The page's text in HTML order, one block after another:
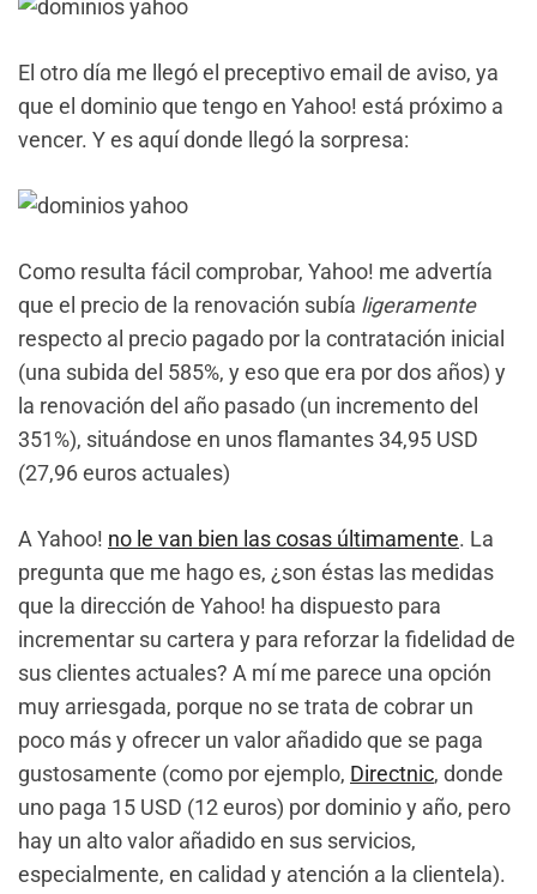
El otro día me llegó el preceptivo email de aviso, ya
que el dominio que tengo en Yahoo! está próximo a
vencer. Y es aquí donde llegó la sorpresa:
Como resulta fácil comprobar, Yahoo! me advertía
que el precio de la renovación subía ligeramente
respecto al precio pagado por la contratación inicial
(una subida del 585%, y eso que era por dos años) y
la renovación del año pasado (un incremento del
351%), situándose en unos flamantes 34,95 USD
(27,96 euros actuales)
A Yahoo! no le van bien las cosas últimamente. La
pregunta que me hago es, ¿son éstas las medidas
que la dirección de Yahoo! ha dispuesto para
incrementar su cartera y para reforzar la fidelidad de
sus clientes actuales? A mí me parece una opción
muy arriesgada, porque no se trata de cobrar un
poco más y ofrecer un valor añadido que se paga
gustosamente (como por ejemplo, Directnic, donde
uno paga 15 USD (12 euros) por dominio y año, pero
hay un alto valor añadido en sus servicios,
especialmente, en calidad y atención a la clientela).